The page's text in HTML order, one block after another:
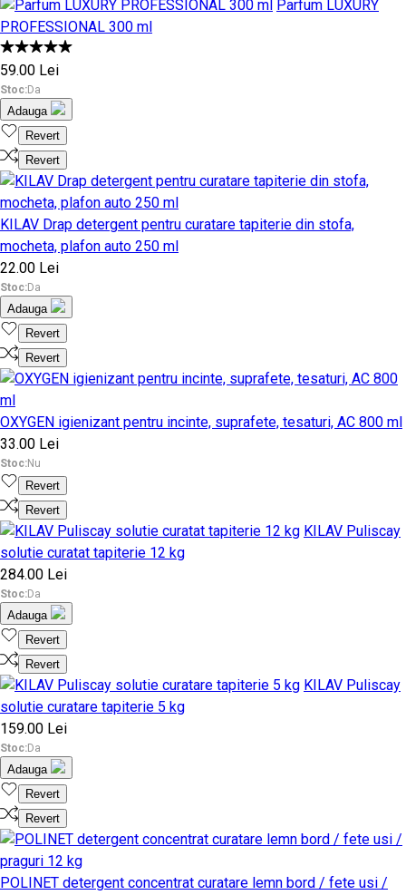
Parfum LUXURY
PROFESSIONAL 300 ml
59.00 Lei
Stoc:Da
Adauga
Revert
Revert
KILAV Drap detergent pentru curatare tapiterie din stofa,
mocheta, plafon auto 250 ml
22.00 Lei
Stoc:Da
Adauga
Revert
Revert
OXYGEN igienizant pentru incinte, suprafete, tesaturi, AC 800 ml
33.00 Lei
Stoc:Nu
Revert
Revert
KILAV Puliscay
solutie curatat tapiterie 12 kg
284.00 Lei
Stoc:Da
Adauga
Revert
Revert
KILAV Puliscay
solutie curatare tapiterie 5 kg
159.00 Lei
Stoc:Da
Adauga
Revert
Revert
POLINET detergent concentrat curatare lemn bord / fete usi /